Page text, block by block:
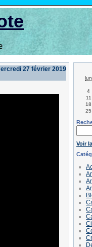
27 février 2019
lun
4
11
18
25
Voir